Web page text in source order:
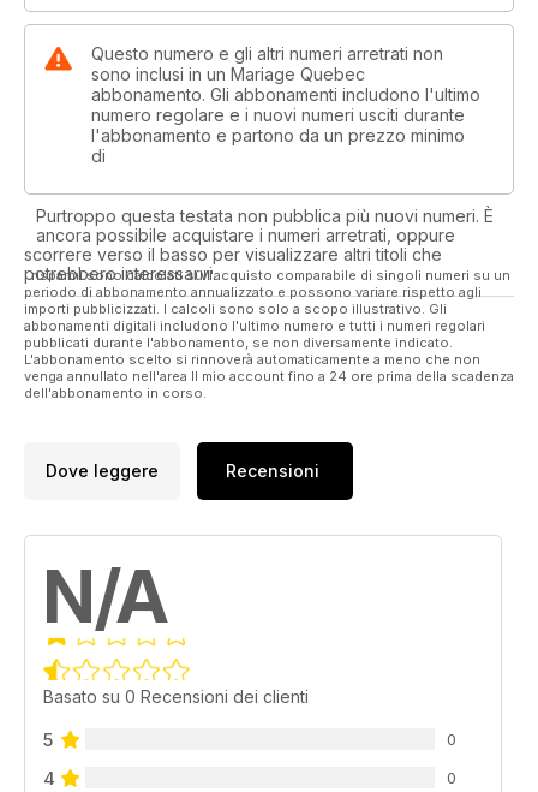
Questo numero e gli altri numeri arretrati non
sono inclusi in un Mariage Quebec
abbonamento. Gli abbonamenti includono l'ultimo
numero regolare e i nuovi numeri usciti durante
l'abbonamento e partono da un prezzo minimo
di
Purtroppo questa testata non pubblica più nuovi numeri. È
ancora possibile acquistare i numeri arretrati, oppure
scorrere verso il basso per visualizzare altri titoli che
potrebbero interessarvi.
I risparmi sono calcolati sull'acquisto comparabile di singoli numeri su un
periodo di abbonamento annualizzato e possono variare rispetto agli
importi pubblicizzati. I calcoli sono solo a scopo illustrativo. Gli
abbonamenti digitali includono l'ultimo numero e tutti i numeri regolari
pubblicati durante l'abbonamento, se non diversamente indicato.
L'abbonamento scelto si rinnoverà automaticamente a meno che non
venga annullato nell'area Il mio account fino a 24 ore prima della scadenza
dell'abbonamento in corso.
Dove leggere Recensioni
N/A
Basato su 0 Recensioni dei clienti
5 0
4 0